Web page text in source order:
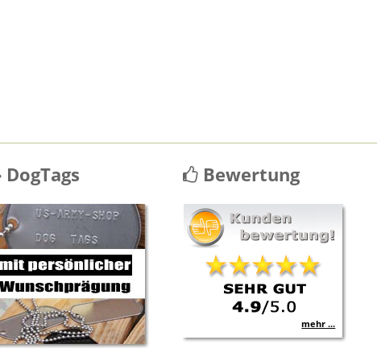
DogTags Bewertung
mehr ...